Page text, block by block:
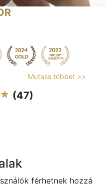
Mutass többet >>
(47)
férhetnek hozzá